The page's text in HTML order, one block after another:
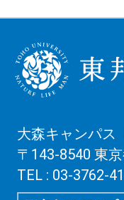
大森キャンパス
〒143-8540 東
TEL : 03-3762-